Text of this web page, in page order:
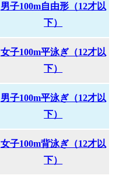
男子100m自由形（12才以
下）
女子100m平泳ぎ（12才以
下）
男子100m平泳ぎ（12才以
下）
女子100m背泳ぎ（12才以
下）